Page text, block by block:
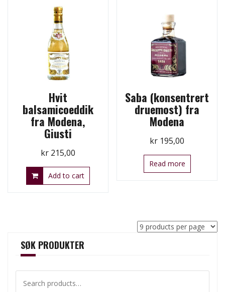
Hvit
balsamicoeddik
fra Modena,
Giusti
kr215,00
Add to cart
Saba (konsentrert
druemost) fra
Modena
kr 195,00
Read more
SØK PRODUKTER
for: